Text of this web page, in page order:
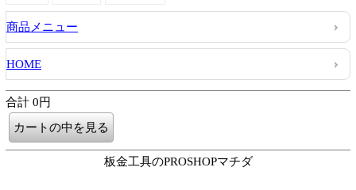
商品メニュー
HOME
合計 0円
板金工具のPROSHOPマチダ